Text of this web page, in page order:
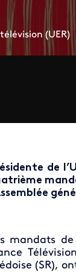
(UER)
de
mandats
(SR),